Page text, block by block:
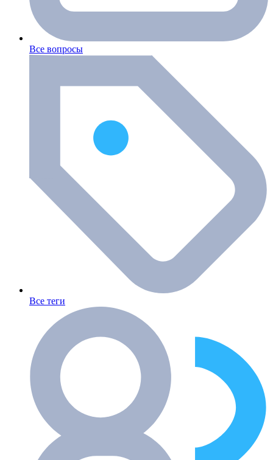
Все вопросы
Все теги